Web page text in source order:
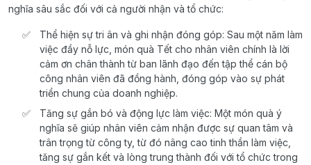
nghĩa sâu sắc đối với cả người nhận và tổ chức:
Thể hiện sự tri ân và ghi nhận đóng góp: Sau một năm làm
việc đầy nỗ lực, món quà Tết cho nhân viên chính là lời
cảm ơn chân thành từ ban lãnh đạo đến tập thể cán bộ
công nhân viên đã đồng hành, đóng góp vào sự phát
triển chung của doanh nghiệp.
Tăng sự gắn bó và động lực làm việc: Một món quà ý
nghĩa sẽ giúp nhân viên cảm nhận được sự quan tâm và
trân trọng từ công ty, từ đó nâng cao tinh thần làm việc,
tăng sự gắn kết và lòng trung thành đối với tổ chức trong